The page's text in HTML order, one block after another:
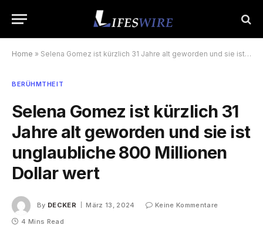
Home » Selena Gomez ist kürzlich 31 Jahre alt geworden und sie ist unglaubliche 800 Millionen Dollar wert
BERÜHMTHEIT
Selena Gomez ist kürzlich 31
Jahre alt geworden und sie ist
unglaubliche 800 Millionen
Dollar wert
By DECKER März 13, 2024
Keine Kommentare
4 Mins Read